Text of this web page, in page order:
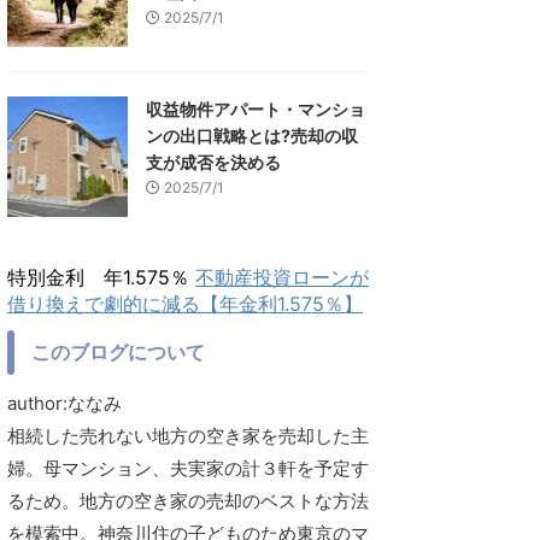
2025/7/1
収益物件アパート・マンショ
ンの出口戦略とは?売却の収
支が成否を決める
2025/7/1
特別金利 年1.575％ 不動産投資ローンが
借り換えで劇的に減る【年金利1.575％】
このブログについて
author:ななみ
相続した売れない地方の空き家を売却した主
婦。母マンション、夫実家の計３軒を予定す
るため。地方の空き家の売却のベストな方法
を模索中。神奈川住の子どものため東京のマ